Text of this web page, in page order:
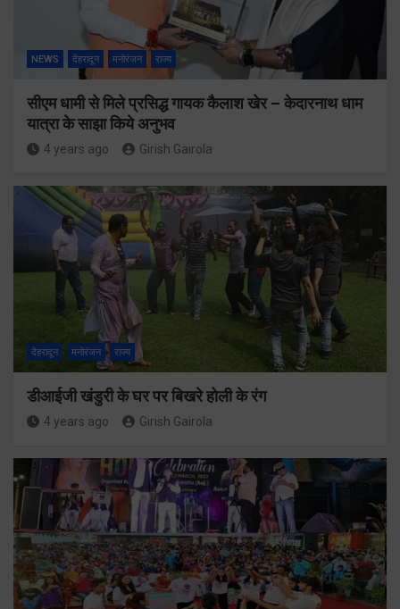
NEWS देहरादून मनोरंजन राज्य
सीएम धामी से मिले प्रसिद्ध गायक कैलाश खेर – केदारनाथ धाम
यात्रा के साझा किये अनुभव
4 years ago Girish Gairola
देहरादून मनोरंजन राज्य
डीआईजी खंडुरी के घर पर बिखरे होली के रंग
4 years ago Girish Gairola